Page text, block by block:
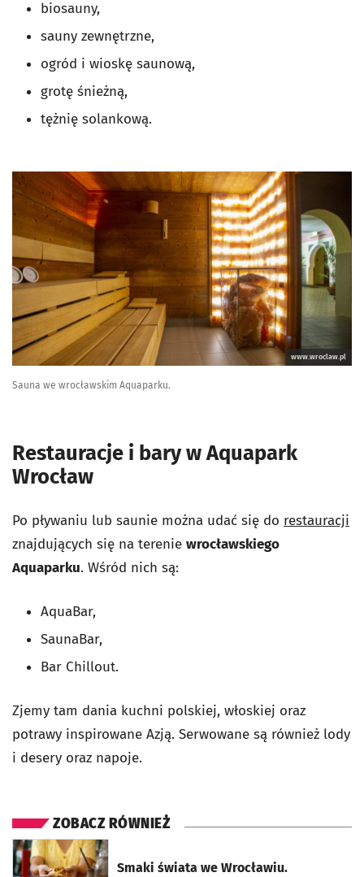
biosauny,
sauny zewnętrzne,
ogród i wioskę saunową,
grotę śnieżną,
tężnię solankową.
www.wroclaw.pl
Sauna we wrocławskim Aquaparku.
Restauracje i bary w Aquapark
Wrocław
Po pływaniu lub saunie można udać się do restauracji
znajdujących się na terenie wrocławskiego
Aquaparku. Wśród nich są:
AquaBar,
SaunaBar,
Bar Chillout.
Zjemy tam dania kuchni polskiej, włoskiej oraz
potrawy inspirowane Azją. Serwowane są również lody
i desery oraz napoje.
ZOBACZ RÓWNIEŻ
Smaki świata we Wrocławiu.
otworzy się w nowej karcie